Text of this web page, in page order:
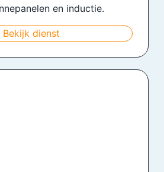
en inductie.
Bekijk dienst